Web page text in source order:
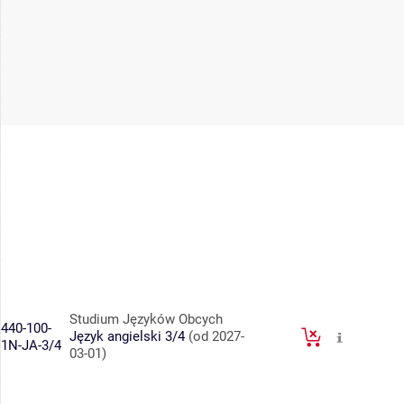
440-100-
1N-JA-3/4
Studium Języków Obcych
Język angielski 3/4 (od 2027-
03-01)